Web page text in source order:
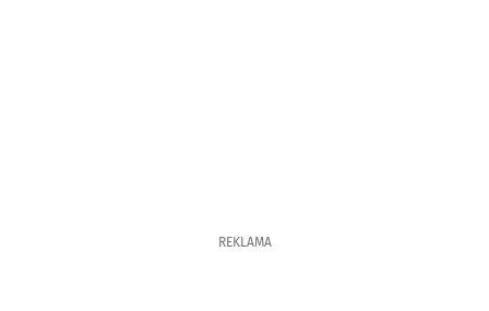
REKLAMA